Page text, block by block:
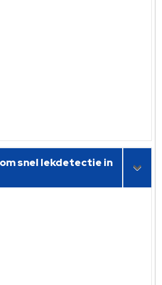
snel lekdetectie in